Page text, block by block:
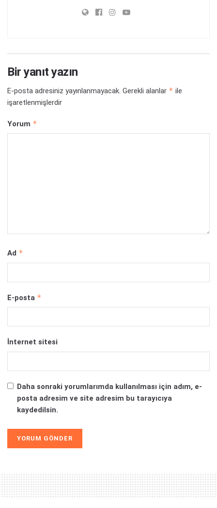
Bir yanıt yazın
E-posta adresiniz yayınlanmayacak. Gerekli alanlar * ile
işaretlenmişlerdir
Yorum *
Ad *
E-posta *
İnternet sitesi
Daha sonraki yorumlarımda kullanılması için adım, e-
posta adresim ve site adresim bu tarayıcıya
kaydedilsin.